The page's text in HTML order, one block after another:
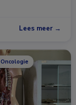
Lees meer →